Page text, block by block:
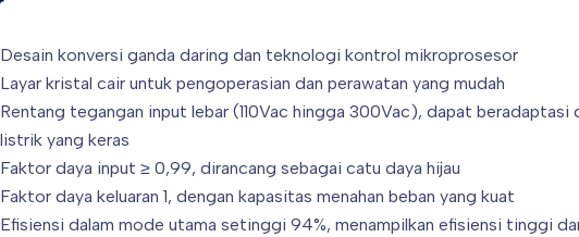
Desain konversi ganda daring dan teknologi kontrol mikroprosesor
Layar kristal cair untuk pengoperasian dan perawatan yang mudah
Rentang tegangan input lebar (110Vac hingga 300Vac), dapat beradaptasi
listrik yang keras
Faktor daya input ≥ 0,99, dirancang sebagai catu daya hijau
Faktor daya keluaran 1, dengan kapasitas menahan beban yang kuat
Efisiensi dalam mode utama setinggi 94%, menampilkan efisiensi tinggi